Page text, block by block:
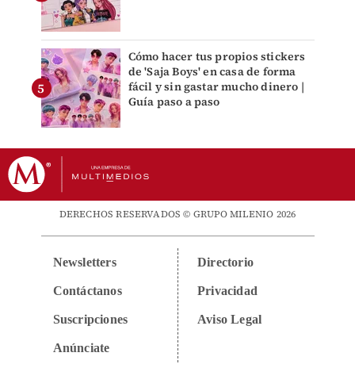
Cómo hacer tus propios stickers
de 'Saja Boys' en casa de forma
fácil y sin gastar mucho dinero |
Guía paso a paso
DERECHOS RESERVADOS © GRUPO MILENIO 2026
Newsletters
Contáctanos
Suscripciones
Anúnciate
Directorio
Privacidad
Aviso Legal